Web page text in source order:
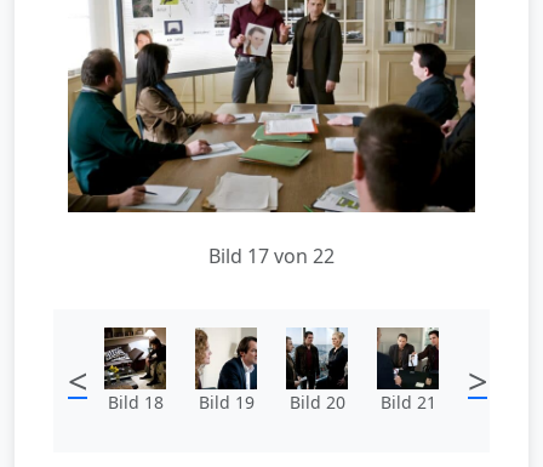
Bild 17 von 22
< Bild 18 Bild 19 Bild 20 Bild 21 >